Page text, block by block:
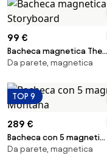
99 €
Bacheca magnetica The
Storyboard
Da parete, magnetica
TOP 9
289 €
Bacheca con 5 magneti
Montana
Da parete, magnetica